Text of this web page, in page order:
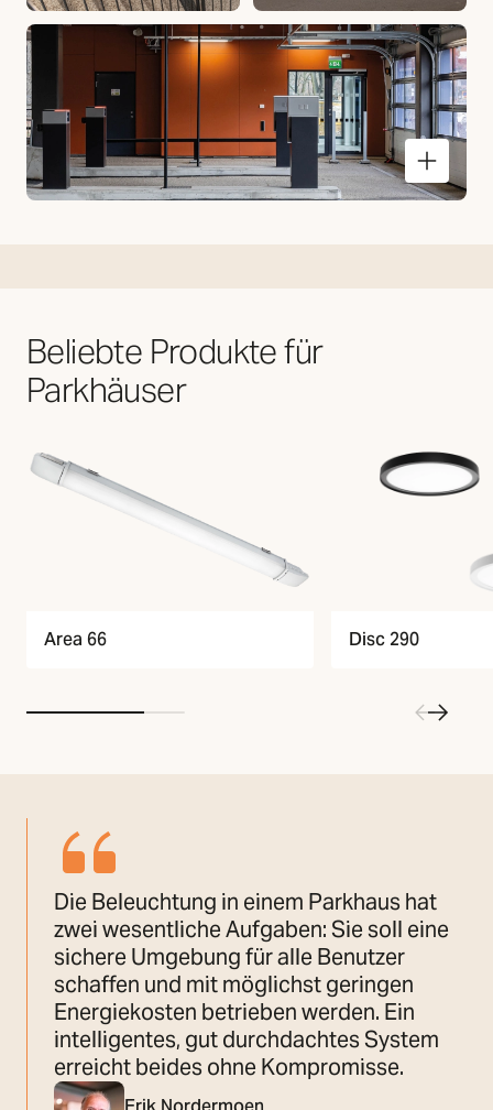
Beliebte Produkte für
Parkhäuser
Area 66 Disc 290
Die Beleuchtung in einem Parkhaus hat
zwei wesentliche Aufgaben: Sie soll eine
sichere Umgebung für alle Benutzer
schaffen und mit möglichst geringen
Energiekosten betrieben werden. Ein
intelligentes, gut durchdachtes System
erreicht beides ohne Kompromisse.